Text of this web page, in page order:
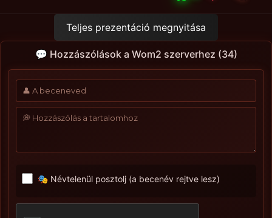
Teljes prezentáció megnyitása
💬 Hozzászólások a Wom2 szerverhez (34)
🎭 Névtelenül posztolj (a becenév rejtve lesz)